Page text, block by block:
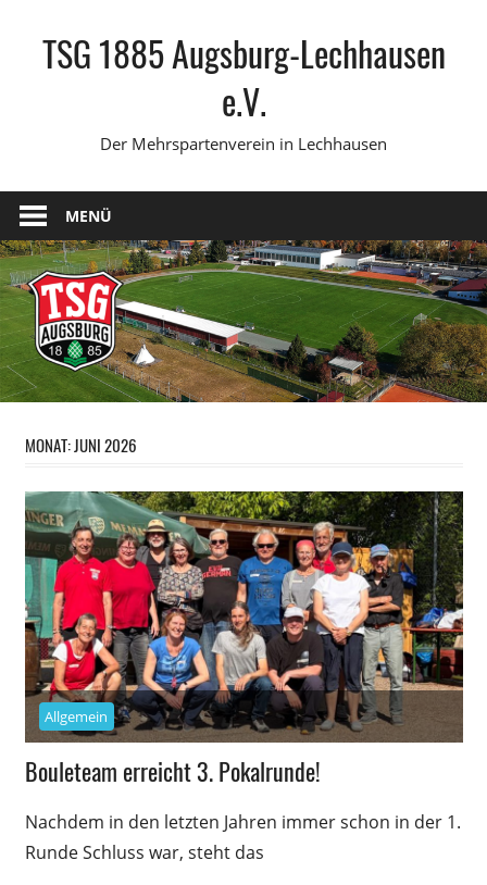
springenTSG 1885 Augsburg-Lechhausen
e.V.
Der Mehrspartenverein in Lechhausen
MENÜ
MONAT:JUNI 2026
Allgemein
Bouleteam erreicht 3. Pokalrunde!
Nachdem in den letzten Jahren immer schon in der 1.
Runde Schluss war, steht das